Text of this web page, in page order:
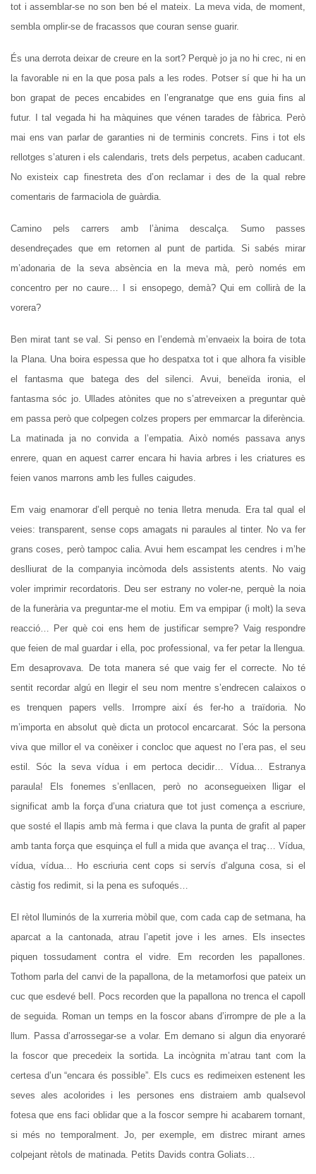
tot i assemblar-se no son ben bé el mateix. La meva vida, de moment,
sembla omplir-se de fracassos que couran sense guarir.
És una derrota deixar de creure en la sort? Perquè jo ja no hi crec, ni en
la favorable ni en la que posa pals a les rodes. Potser sí que hi ha un
bon grapat de peces encabides en l’engranatge que ens guia fins al
futur. I tal vegada hi ha màquines que vénen tarades de fàbrica. Però
mai ens van parlar de garanties ni de terminis concrets. Fins i tot els
rellotges s’aturen i els calendaris, trets dels perpetus, acaben caducant.
No existeix cap finestreta des d’on reclamar i des de la qual rebre
comentaris de farmaciola de guàrdia.
Camino pels carrers amb l’ànima descalça. Sumo passes
desendreçades que em retornen al punt de partida. Si sabés mirar
m’adonaria de la seva absència en la meva mà, però només em
concentro per no caure… I si ensopego, demà? Qui em collirà de la
vorera?
Ben mirat tant se val. Si penso en l’endemà m’envaeix la boira de tota
la Plana. Una boira espessa que ho despatxa tot i que alhora fa visible
el fantasma que batega des del silenci. Avui, beneïda ironia, el
fantasma sóc jo. Ullades atònites que no s’atreveixen a preguntar què
em passa però que colpegen colzes propers per emmarcar la diferència.
La matinada ja no convida a l’empatia. Això només passava anys
enrere, quan en aquest carrer encara hi havia arbres i les criatures es
feien vanos marrons amb les fulles caigudes.
Em vaig enamorar d’ell perquè no tenia lletra menuda. Era tal qual el
veies: transparent, sense cops amagats ni paraules al tinter. No va fer
grans coses, però tampoc calia. Avui hem escampat les cendres i m’he
deslliurat de la companyia incòmoda dels assistents atents. No vaig
voler imprimir recordatoris. Deu ser estrany no voler-ne, perquè la noia
de la funerària va preguntar-me el motiu. Em va empipar (i molt) la seva
reacció… Per què coi ens hem de justificar sempre? Vaig respondre
que feien de mal guardar i ella, poc professional, va fer petar la llengua.
Em desaprovava. De tota manera sé que vaig fer el correcte. No té
sentit recordar algú en llegir el seu nom mentre s’endrecen calaixos o
es trenquen papers vells. Irrompre així és fer-ho a traïdoria. No
m’importa en absolut què dicta un protocol encarcarat. Sóc la persona
viva que millor el va conèixer i concloc que aquest no l’era pas, el seu
estil. Sóc la seva vídua i em pertoca decidir… Vídua… Estranya
paraula! Els fonemes s’enllacen, però no aconsegueixen lligar el
significat amb la força d’una criatura que tot just comença a escriure,
que sosté el llapis amb mà ferma i que clava la punta de grafit al paper
amb tanta força que esquinça el full a mida que avança el traç… Vídua,
vídua, vídua… Ho escriuria cent cops si servís d’alguna cosa, si el
càstig fos redimit, si la pena es sufoqués…
El rètol lluminós de la xurreria mòbil que, com cada cap de setmana, ha
aparcat a la cantonada, atrau l’apetit jove i les arnes. Els insectes
piquen tossudament contra el vidre. Em recorden les papallones.
Tothom parla del canvi de la papallona, de la metamorfosi que pateix un
cuc que esdevé bell. Pocs recorden que la papallona no trenca el capoll
de seguida. Roman un temps en la foscor abans d’irrompre de ple a la
llum. Passa d’arrossegar-se a volar. Em demano si algun dia enyoraré
la foscor que precedeix la sortida. La incògnita m’atrau tant com la
certesa d’un “encara és possible”. Els cucs es redimeixen estenent les
seves ales acolorides i les persones ens distraiem amb qualsevol
fotesa que ens faci oblidar que a la foscor sempre hi acabarem tornant,
si més no temporalment. Jo, per exemple, em distrec mirant arnes
colpejant rètols de matinada. Petits Davids contra Goliats…